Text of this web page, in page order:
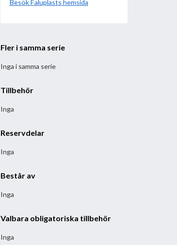
BesökFaluplast hemsida
Fler i samma serie
Inga i samma serie
Tillbehör
Inga
Reservdelar
Inga
Består av
Inga
Valbara obligatoriska tillbehör
Inga